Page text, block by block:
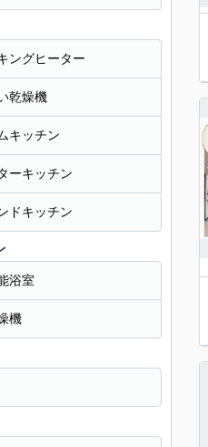
ングヒーター
乾燥機
キッチン
ーキッチン
ドキッチン
浴室
機